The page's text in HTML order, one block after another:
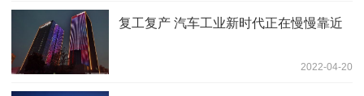
复工复产 汽车工业新时代正在慢慢靠近
2022-04-20